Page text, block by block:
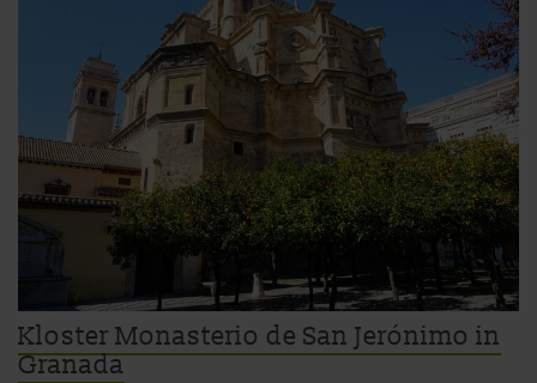
Kloster Monasterio de San Jerónimo in
Granada